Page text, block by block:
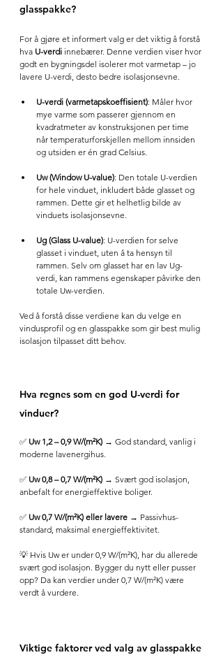
glasspakke?
For å gjøre et informert valg er det viktig å forstå
hva U-verdi innebærer. Denne verdien viser hvor
godt en bygningsdel isolerer mot varmetap – jo
lavere U-verdi, desto bedre isolasjonsevne.
U-verdi (varmetapskoeffisient): Måler hvor
mye varme som passerer gjennom en
kvadratmeter av konstruksjonen per time
når temperaturforskjellen mellom innsiden
og utsiden er én grad Celsius.
Uw (Window U-value): Den totale U-verdien
for hele vinduet, inkludert både glasset og
rammen. Dette gir et helhetlig bilde av
vinduets isolasjonsevne.
Ug (Glass U-value): U-verdien for selve
glasset i vinduet, uten å ta hensyn til
rammen. Selv om glasset har en lav Ug-
verdi, kan rammens egenskaper påvirke den
totale Uw-verdien.
Ved å forstå disse verdiene kan du velge en
vindusprofil og en glasspakke som gir best mulig
isolasjon tilpasset ditt behov.
Hva regnes som en god U-verdi for
vinduer?
✅ Uw 1,2 – 0,9 W/(m²K) → God standard, vanlig i
moderne lavenergihus.
✅ Uw 0,8 – 0,7 W/(m²K) → Svært god isolasjon,
anbefalt for energieffektive boliger.
✅ Uw 0,7 W/(m²K) eller lavere → Passivhus-
standard, maksimal energieffektivitet.
💡 Hvis Uw er under 0,9 W/(m²K), har du allerede
svært god isolasjon. Bygger du nytt eller pusser
opp? Da kan verdier under 0,7 W/(m²K) være
verdt å vurdere.
Viktige faktorer ved valg av glasspakke